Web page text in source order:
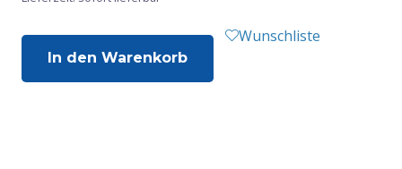
In den Warenkorb
Wunschliste